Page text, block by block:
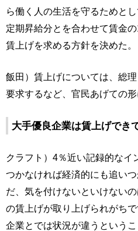
ら働く人の生活を守るためと
定期昇給分とを合わせて賃金
賃上げを求める方針を決めた。
飯田）賃上げについては、総
要求するなど、官民あげての形
大手優良企業は賃上げでき
クラフト）4％近い記録的なイ
つかなければ経済的にも追い
だ、気を付けないといけない
の賃上げが取り上げられがち
企業とでは状況が違うという